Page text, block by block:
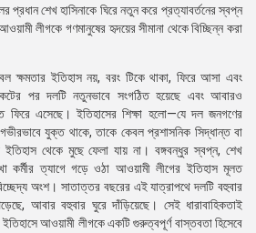
শেখ হাসিনাকে ঘিরে নতুন করে প্রত্যাবর্তনের স্বপ্ন
লীগকে গণমানুষের হৃদয়ের সীমানা থেকে বিচ্ছিন্ন করা
ক্ষমতার ইতিহাস নয়, বরং টিকে থাকা, ফিরে আসা এবং
পর দলটি নতুনভাবে সংগঠিত হয়েছে এবং আবারও
ফিরে এসেছে। ইতিহাসের শিক্ষা হলো—যে দল জনগণের
যুক্ত থাকে, তাকে কেবল প্রশাসনিক সিদ্ধান্ত বা
ইতিহাস থেকে মুছে ফেলা যায় না। বঙ্গবন্ধুর স্বপ্ন, শেখ
কর্মীর ত্যাগে গড়ে ওঠা আওয়ামী লীগের ইতিহাস মূলত
অংশ। সাতাত্তর বছরের এই যাত্রাপথে দলটি বহুবার
আবার বহুবার ঘুরে দাঁড়িয়েছে। সেই ধারাবাহিকতাই
ইতিহাসে আওয়ামী লীগকে একটি গুরুত্বপূর্ণ বাস্তবতা হিসেবে